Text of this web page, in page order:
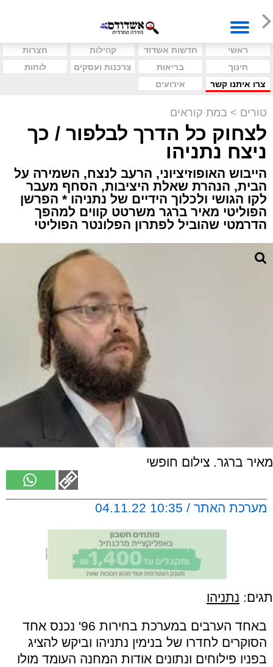
ראשי חדשות אשדוד קהילות
חצרות
חינוך
בריאות צרכנות ועסקים
לוחות
צרו איתנו קשר
אירועים
טורים > במת קוראים
לצחוק כל הדרך לבלפור / כך
ניצח נתניהו
הייבוש האופוזיציוני, הרעב לנצח, השמירה על
הבית, הנהרת שאלת היציבות, הסחף מעבר
לקו הגושי ולכלוך הידיים של נתניהו * הפרשן
הפוליטי מאיר ברגר משרטט קווים למהפך
הדרמטי שהוביל לפתרון הפלונטר הפוליטי
מאיר ברגר. צילום חופשי
מערכת האתר / 10:35 04.11.22
תגים: נתניהו
באחד הערבים במערכת בחירות 96' נכנס אחד
הסוקרים לחדרו של בנימין נתניהו וביקש להציג
בפניו פילוחים ונתונים אודות המחנה העומד מולו